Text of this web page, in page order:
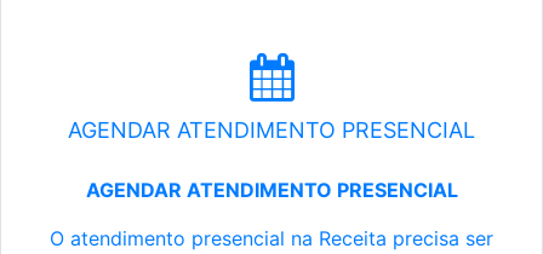
AGENDAR ATENDIMENTO PRESENCIAL
AGENDAR ATENDIMENTO PRESENCIAL
O atendimento presencial na Receita precisa ser